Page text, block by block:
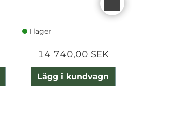
I lager
14 740,00 SEK
Lägg i kundvagn